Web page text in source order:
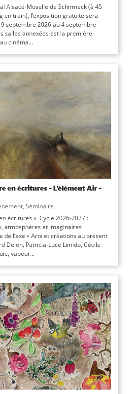
Alsace-Moselle de Schirmeck (à 45
en train), l’exposition gratuite sera
septembre 2026 au 4 septembre
salles annexées est la première
cinéma...
en écritures – L’élément Air –
, Séminaire
écritures » Cycle 2026-2027 :
atmosphères et imaginaires
de l’axe « Arts et créations au présent
Delon, Patricia-Luce Limido, Cécile
vapeur...